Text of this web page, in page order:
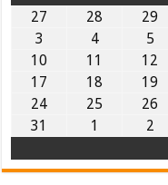
27 28 29
3
4 5
10
11 12
17
18 19
24
25 26
31
1 2